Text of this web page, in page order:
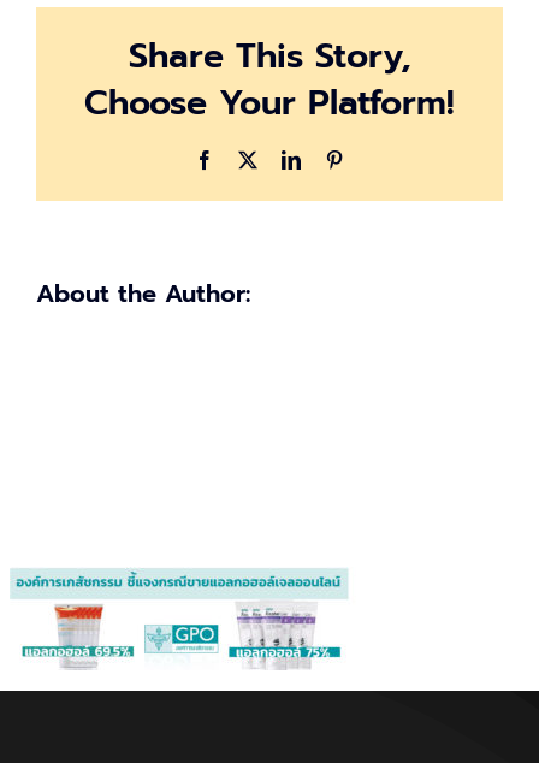
Share This Story,
Choose Your Platform!
Facebook LinkedIn
About the Author: